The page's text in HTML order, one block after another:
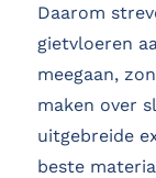
Daarom
gietvloeren
meegaan,
maken over
uitgebreide
beste